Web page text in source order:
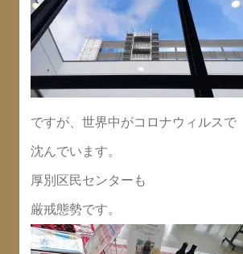
ですが、世界中がコロナウィルスで
沈んでいます。
厚別区民センターも
厳戒態勢です。